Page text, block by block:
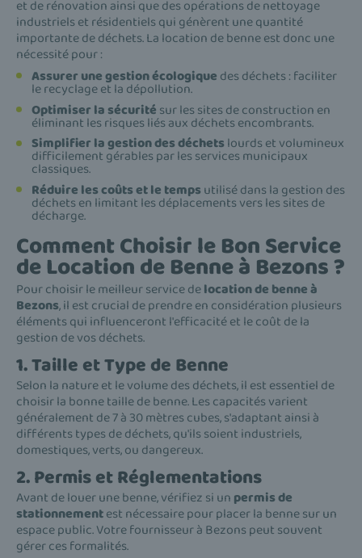
et de rénovation ainsi que des opérations de nettoyage
industriels et résidentiels qui génèrent une quantité
importante de déchets. La location de benne est donc une
nécessité pour :
Assurer une gestion écologique des déchets : faciliter
le recyclage et la dépollution.
Optimiser la sécurité sur les sites de construction en
éliminant les risques liés aux déchets encombrants.
Simplifier la gestion des déchets lourds et volumineux
difficilement gérables par les services municipaux
classiques.
Réduire les coûts et le temps utilisé dans la gestion des
déchets en limitant les déplacements vers les sites de
décharge.
Comment Choisir le Bon Service
de Location de Benne à Bezons ?
Pour choisir le meilleur service delocation de benne à
Bezons, il est crucial de prendre en considération plusieurs
éléments qui influenceront l'efficacité et le coût de la
gestion de vos déchets.
1. Taille et Type de Benne
Selon la nature et le volume des déchets, il est essentiel de
choisir la bonne taille de benne. Les capacités varient
généralement de 7 à 30 mètres cubes, s'adaptant ainsi à
différents types de déchets, qu'ils soient industriels,
domestiques, verts, ou dangereux.
2. Permis et Réglementations
Avant de louer une benne, vérifiez si un permis de
stationnementest nécessaire pour placer la benne sur un
espace public. Votre fournisseur à Bezons peut souvent
gérer ces formalités.